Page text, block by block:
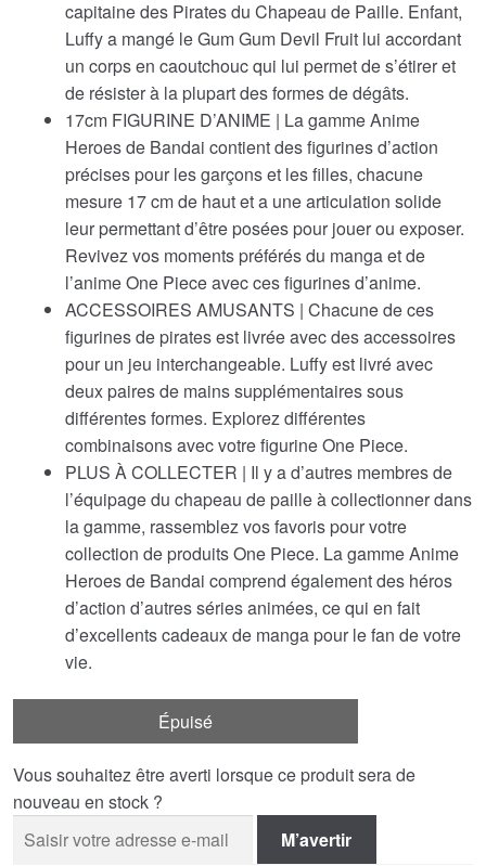
capitaine des Pirates du Chapeau de Paille. Enfant,
Luffy a mangé le Gum Gum Devil Fruit lui accordant
un corps en caoutchouc qui lui permet de s’étirer et
de résister à la plupart des formes de dégâts.
17cm FIGURINE D’ANIME | La gamme Anime
Heroes de Bandai contient des figurines d’action
précises pour les garçons et les filles, chacune
mesure 17 cm de haut et a une articulation solide
leur permettant d’être posées pour jouer ou exposer.
Revivez vos moments préférés du manga et de
l’anime One Piece avec ces figurines d’anime.
ACCESSOIRES AMUSANTS | Chacune de ces
figurines de pirates est livrée avec des accessoires
pour un jeu interchangeable. Luffy est livré avec
deux paires de mains supplémentaires sous
différentes formes. Explorez différentes
combinaisons avec votre figurine One Piece.
PLUS À COLLECTER | Il y a d’autres membres de
l’équipage du chapeau de paille à collectionner dans
la gamme, rassemblez vos favoris pour votre
collection de produits One Piece. La gamme Anime
Heroes de Bandai comprend également des héros
d’action d’autres séries animées, ce qui en fait
d’excellents cadeaux de manga pour le fan de votre
vie.
Épuisé
Vous souhaitez être averti lorsque ce produit sera de
nouveau en stock ?
M’avertir